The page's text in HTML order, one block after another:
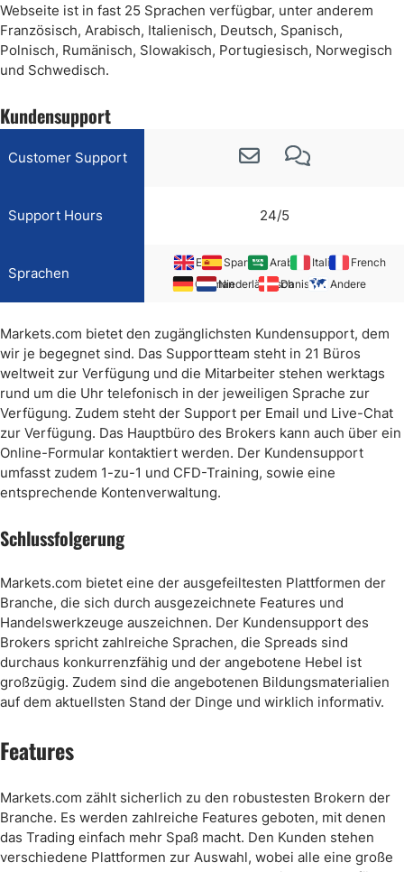
Webseite ist in fast 25 Sprachen verfügbar, unter anderem
Französisch, Arabisch, Italienisch, Deutsch, Spanisch,
Polnisch, Rumänisch, Slowakisch, Portugiesisch, Norwegisch
und Schwedisch.
Kundensupport
Customer Support
Support Hours 24/5
Sprachen
EN Spanish Arabic Italian
French
GermanNiederländisch Andere
Danish
Markets.com bietet den zugänglichsten Kundensupport, dem
wir je begegnet sind. Das Supportteam steht in 21 Büros
weltweit zur Verfügung und die Mitarbeiter stehen werktags
rund um die Uhr telefonisch in der jeweiligen Sprache zur
Verfügung. Zudem steht der Support per Email und Live-Chat
zur Verfügung. Das Hauptbüro des Brokers kann auch über ein
Online-Formular kontaktiert werden. Der Kundensupport
umfasst zudem 1-zu-1 und CFD-Training, sowie eine
entsprechende Kontenverwaltung.
Schlussfolgerung
Markets.com bietet eine der ausgefeiltesten Plattformen der
Branche, die sich durch ausgezeichnete Features und
Handelswerkzeuge auszeichnen. Der Kundensupport des
Brokers spricht zahlreiche Sprachen, die Spreads sind
durchaus konkurrenzfähig und der angebotene Hebel ist
großzügig. Zudem sind die angebotenen Bildungsmaterialien
auf dem aktuellsten Stand der Dinge und wirklich informativ.
Features
Markets.com zählt sicherlich zu den robustesten Brokern der
Branche. Es werden zahlreiche Features geboten, mit denen
das Trading einfach mehr Spaß macht. Den Kunden stehen
verschiedene Plattformen zur Auswahl, wobei alle eine große